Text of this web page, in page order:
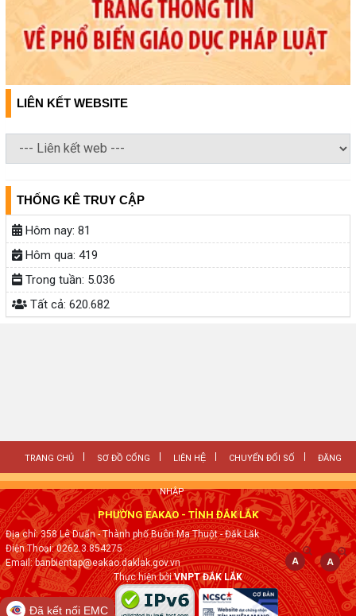
LIÊN KẾT WEBSITE
THỐNG KÊ TRUY CẬP
Hôm nay: 81
Hôm qua: 419
Trong tuần: 5.036
Tất cả: 620.682
TRANG CHỦ SƠ ĐỒ CỔNG LIÊN HỆ CHUYỂN ĐỔI SỐ ĐĂNG
NHẬP
PHƯỜNG EAKAO - TỈNH ĐẮK LẮK
Địa chỉ: 358 Lê Duẩn - Thành phố Buôn Ma Thuột - Đăk Lăk
Điện Thoại: 0262.3.854275
Email: banbientap@eakao.daklak.gov.vn
Thực hiện bởiVNPT ĐẮK LẮK
Đã kết nối EMC